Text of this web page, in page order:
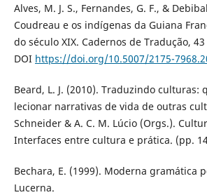
Alves, M. J. S., Fernandes, G. F., &
Coudreau e os indígenas da Guiana
do século XIX. Cadernos de Tradução,
DOI https://doi.org/10.5007/2175-
Beard, L. J. (2010). Traduzindo culturas:
lecionar narrativas de vida de outras
Schneider & A. C. M. Lúcio (Orgs.).
Interfaces entre cultura e prática. (pp.
Bechara, E. (1999). Moderna gramática
Lucerna.